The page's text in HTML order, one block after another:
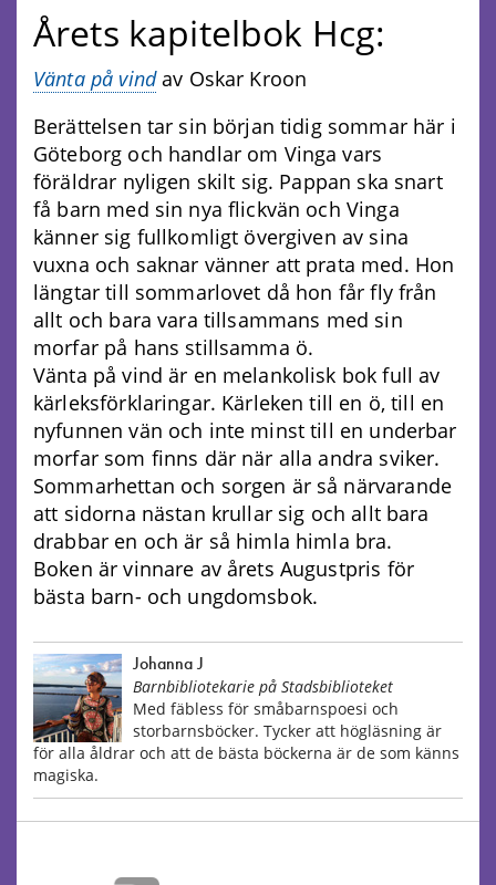
Årets kapitelbok Hcg:
Vänta på vindav Oskar Kroon
Berättelsen tar sin början tidig sommar här i
Göteborg och handlar om Vinga vars
föräldrar nyligen skilt sig. Pappan ska snart
få barn med sin nya flickvän och Vinga
känner sig fullkomligt övergiven av sina
vuxna och saknar vänner att prata med. Hon
längtar till sommarlovet då hon får fly från
allt och bara vara tillsammans med sin
morfar på hans stillsamma ö.
Vänta på vind är en melankolisk bok full av
kärleksförklaringar. Kärleken till en ö, till en
nyfunnen vän och inte minst till en underbar
morfar som finns där när alla andra sviker.
Sommarhettan och sorgen är så närvarande
att sidorna nästan krullar sig och allt bara
drabbar en och är så himla himla bra.
Boken är vinnare av årets Augustpris för
bästa barn- och ungdomsbok.
Johanna J
Barnbibliotekarie på Stadsbiblioteket
Med fäbless för småbarnspoesi och
storbarnsböcker. Tycker att högläsning är
för alla åldrar och att de bästa böckerna är de som känns
magiska.